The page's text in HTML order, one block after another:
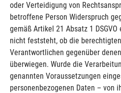
oder Verteidigung von
betroffene Person Widerspruch
gemäß Artikel 21 Absatz 1
nicht feststeht, ob die
Verantwortlichen gegenüber
überwiegen. Wurde die
genannten Voraussetzungen
personenbezogenen Daten – von